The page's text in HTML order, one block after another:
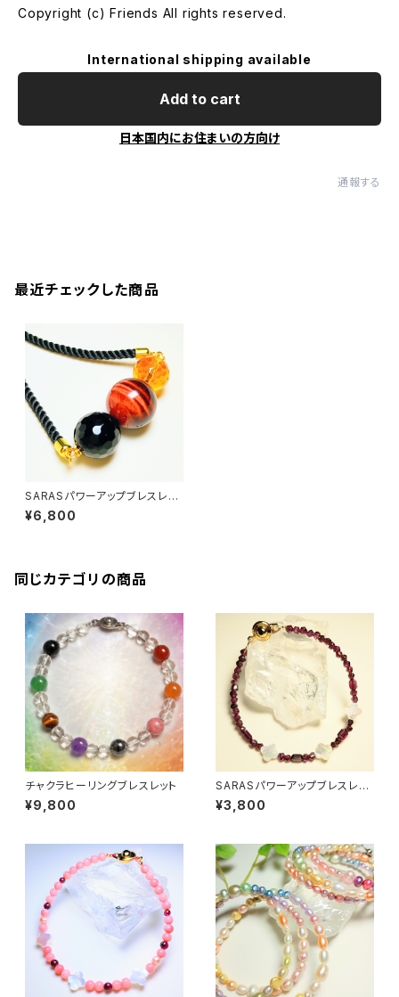
Copyright (c) Friends All rights reserved.
International shipping available
Add to cart
日本国内にお住まいの方向け
通報する
最近チェックした商品
SARASパワーアップブレスレッ
ト〜成功・魔除け〜
¥6,800
同じカテゴリの商品
チャクラヒーリングブレスレット
¥9,800
SARASパワーアップブレスレッ
ト
¥3,800